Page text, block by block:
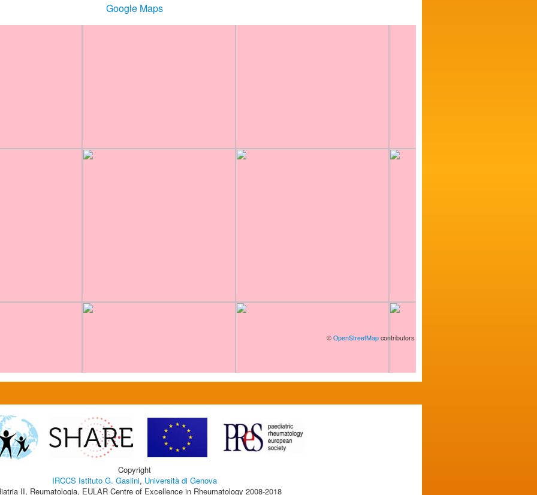
Google Maps
© OpenStreetMap contributors
Copyright
IRCCS Istituto G. Gaslini, Università di Genova
II, Reumatologia, EULAR Centre of Excellence in Rheumatology 2008-2018